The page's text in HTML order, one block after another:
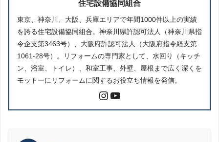
住宅設備協同組合
東京、神奈川、大阪、兵庫エリアで年間1000件以上の実績
を誇る住宅設備協同組合。神奈川県許認可法人（神奈川県指
令企支第3463号）、大阪府許認可法人（大阪府指令経支第
1061-28号）。リフォームの専門家として、水回り（キッチ
ン、浴室、トイレ）、和室工事、外壁、屋根まで広く深くを
モットーにリフォームに関するお役立ち情報を発信。